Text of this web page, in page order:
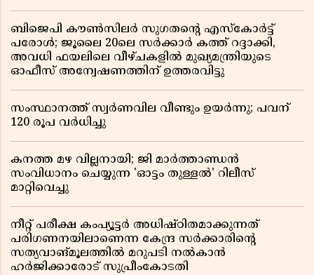
ബിജെപി കൗൺസിലർ സുഗതന്റെ എസ്‌കോർട്ട്
പരോൾ; ജൂലൈ 20ലെ സർക്കാർ കത്ത് റദ്ദാക്കി,
അവധി ഫയലിലെ വീഴ്ചകളിൽ മുഖ്യമന്ത്രിയുടെ
ഓഫീസ് അന്വേഷണത്തിന് ഉത്തരവിട്ടു
സംസ്ഥാനത്ത് സ്വര്‍ണവില വീണ്ടും ഉയർന്നു; പവന്
120 രൂപ വര്‍ധിച്ചു
കനത്ത മഴ വില്ലനായി; ജി മാർത്താണ്ഡൻ
സംവിധാനം ചെയ്യുന്ന 'ഓട്ടം തുള്ളൽ' റിലീസ്
മാറ്റിവെച്ചു
നീറ്റ് പരീക്ഷ കംപ്യൂട്ടർ അധിഷ്ഠിതമാക്കുന്നത്
പരിഗണനയിലാണെന്ന കേന്ദ്ര സർക്കാരിൻ്റെ
സത്യവാങ്മൂലത്തിൽ മറുപടി നൽകാൻ
ഹർജിക്കാരോട് സുപ്രീംകോടതി